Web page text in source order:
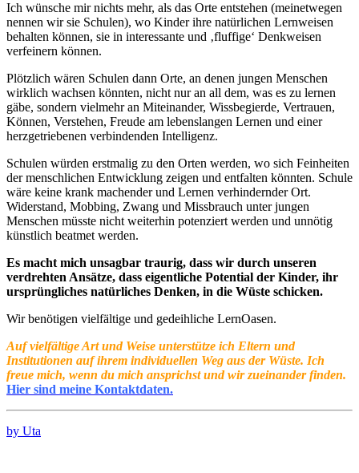
Ich wünsche mir nichts mehr, als das Orte entstehen (meinetwegen
nennen wir sie Schulen), wo Kinder ihre natürlichen Lernweisen
behalten können, sie in interessante und ‚fluffige‘ Denkweisen
verfeinern können.
Plötzlich wären Schulen dann Orte, an denen jungen Menschen
wirklich wachsen könnten, nicht nur an all dem, was es zu lernen
gäbe, sondern vielmehr an Miteinander, Wissbegierde, Vertrauen,
Können, Verstehen, Freude am lebenslangen Lernen und einer
herzgetriebenen verbindenden Intelligenz.
Schulen würden erstmalig zu den Orten werden, wo sich Feinheiten
der menschlichen Entwicklung zeigen und entfalten könnten. Schule
wäre keine krank machender und Lernen verhindernder Ort.
Widerstand, Mobbing, Zwang und Missbrauch unter jungen
Menschen müsste nicht weiterhin potenziert werden und unnötig
künstlich beatmet werden.
Es macht mich unsagbar traurig, dass wir durch unseren
verdrehten Ansätze, dass eigentliche Potential der Kinder, ihr
ursprüngliches natürliches Denken, in die Wüste schicken.
Wir benötigen vielfältige und gedeihliche LernOasen.
Auf vielfältige Art und Weise unterstütze ich Eltern und
Institutionen auf ihrem individuellen Weg aus der Wüste. Ich
freue mich, wenn du mich ansprichst und wir zueinander finden.
Hier sind meine Kontaktdaten.
by Uta